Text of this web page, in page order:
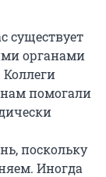
существует
органами
помогали
поскольку
Иногда